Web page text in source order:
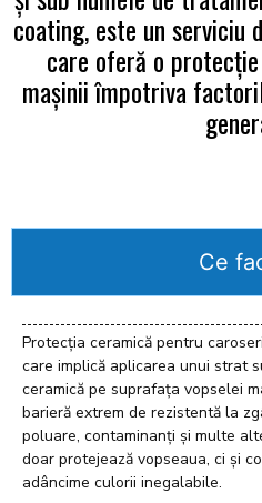
coating, este un serviciu
care oferă o
mașinii împotriva
Ce
Protecția ceramică pentru
care implică aplicarea unui strat
ceramică pe suprafața vopselei
barieră extrem de rezistentă la
poluare, contaminanți și multe
doar protejează vopseaua, ci și
adâncime culorii inegalabile.